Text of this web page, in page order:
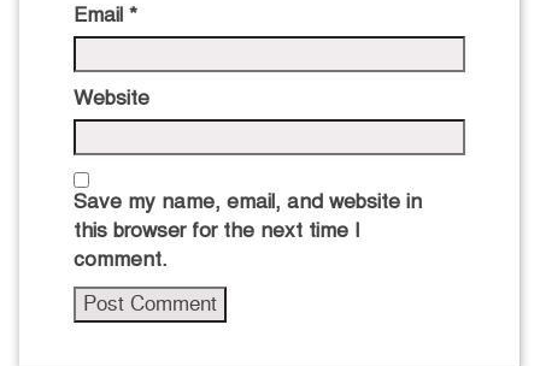
Email *
Website
Save my name, email, and website in
this browser for the next time I
comment.